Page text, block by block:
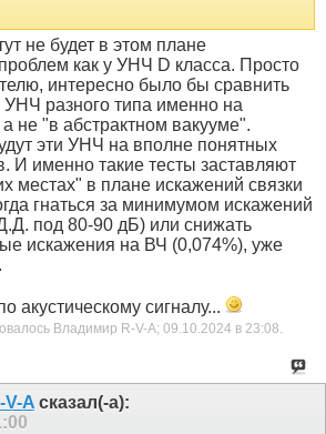
не будет в этом плане
как у УНЧ D класса. Просто
интересно было бы сравнить
разного типа именно на
не "в абстрактном вакууме".
эти УНЧ на вполне понятных
И именно такие тесты заставляют
местах" в плане искажений связки
гнаться за минимумом искажений
под 80-90 дБ) или снижать
искажения на ВЧ (0,074%), уже
акустическому сигналу...
Владимир R-V-A; 09.10.2024 в 23:08.
A сказал(-а):